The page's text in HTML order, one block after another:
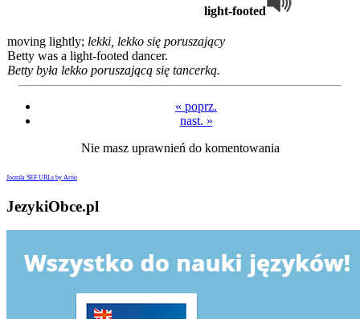
light-footed
moving lightly; lekki, lekko się poruszający
Betty was a light-footed dancer.
Betty była lekko poruszającą się tancerką.
« poprz.
nast. »
Nie masz uprawnień do komentowania
Joomla SEF URLs by Artio
JezykiObce.pl